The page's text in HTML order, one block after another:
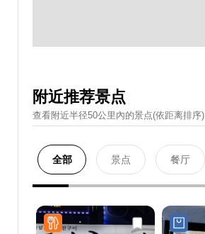
附近推荐景点
查看附近半径50公里內的景点(依距离排序)
全部 景点 餐厅